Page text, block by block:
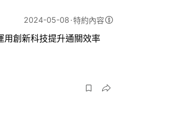
2024-05-08 特約內容
創新科技提升通關效率